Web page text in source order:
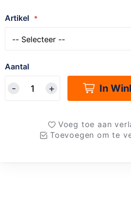
Artikel
Aantal
In
Voeg toe aan
Toevoegen om te